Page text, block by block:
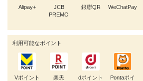
Alipay+
JCB
PREMO
銀聯QR WeChatPay
利用可能なポイント
Vポイント
楽天
dポイント
Pontaポイ